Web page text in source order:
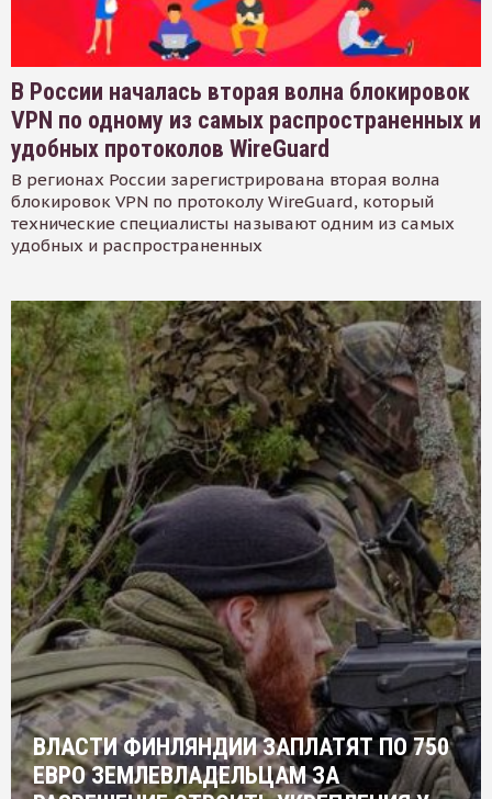
В России началась вторая волна блокировок
VPN по одному из самых распространенных и
удобных протоколов WireGuard
В регионах России зарегистрирована вторая волна
блокировок VPN по протоколу WireGuard, который
технические специалисты называют одним из самых
удобных и распространенных
ВЛАСТИ ФИНЛЯНДИИ ЗАПЛАТЯТ ПО 750
ЕВРО ЗЕМЛЕВЛАДЕЛЬЦАМ ЗА